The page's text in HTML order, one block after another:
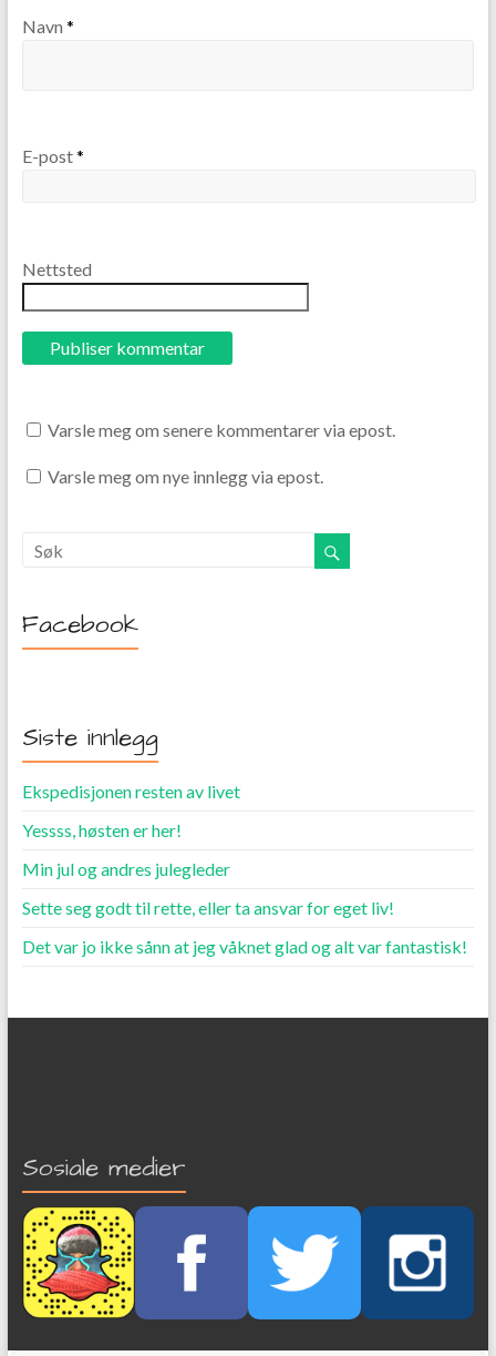
Navn *
E-post*
Nettsted
Varsle meg om senere kommentarer via epost.
Varsle meg om nye innlegg via epost.
Facebook
Siste innlegg
Ekspedisjonen resten av livet
Yessss, høsten er her!
Min jul og andres julegleder
Sette seg godt til rette, eller ta ansvar for eget liv!
Det var jo ikke sånn at jeg våknet glad og alt var fantastisk!
Sosiale medier